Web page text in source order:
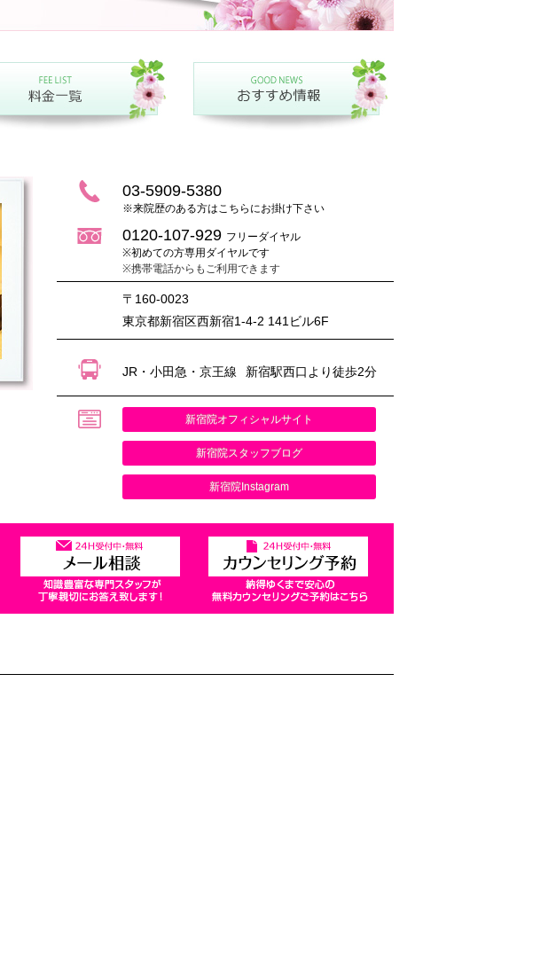
03-5909-5380
※来院歴のある方はこちらにお掛け下さい
0120-107-929 フリーダイヤル
※初めての方専用ダイヤルです
※携帯電話からもご利用できます
〒160-0023
東京都新宿区西新宿1-4-2 141ビル6F
JR・小田急・京王線 新宿駅西口より徒歩2分
新宿院オフィシャルサイト
新宿院スタッフブログ
新宿院Instagram